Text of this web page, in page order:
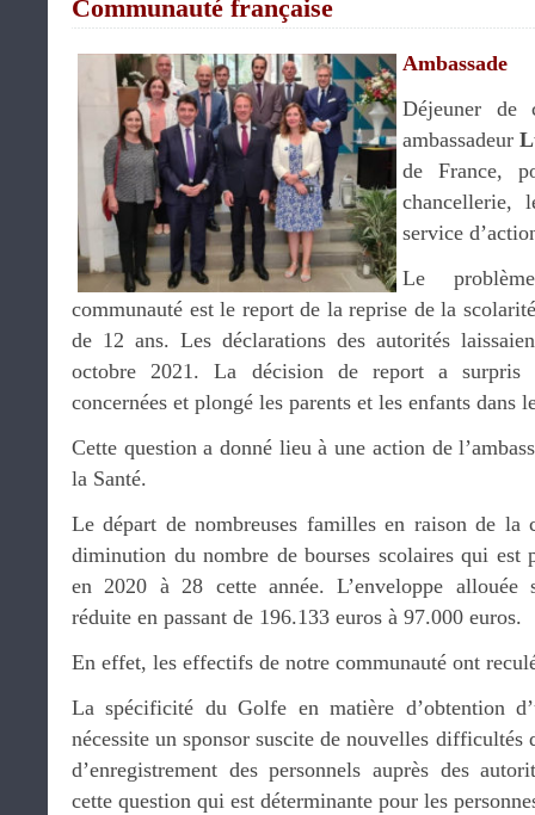
Communauté française
Ambassade
Déjeuner de
ambassadeur
de France,
chancellerie,
service
Le
communauté est le report de la reprise de la
de 12 ans. Les déclarations des autorités
octobre 2021. La décision de report a surpris
concernées et plongé les parents et les enfants dans
Cette question a donné lieu à une action de
la Santé.
Le départ de nombreuses familles en raison de la
diminution du nombre de bourses scolaires qui est
en 2020 à 28 cette année. L’enveloppe allouée
réduite en passant de 196.133 euros à 97.000 euros.
En effet, les effectifs de notre communauté ont
La spécificité du Golfe en matière d’obtention
nécessite un sponsor suscite de nouvelles difficultés
d’enregistrement des personnels auprès des
cette question qui est déterminante pour les